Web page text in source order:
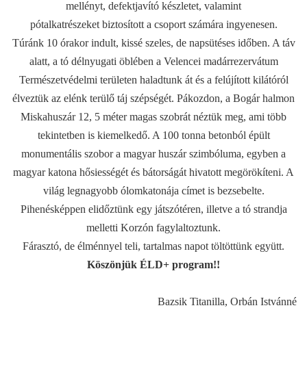
mellényt, defektjavító készletet, valamint
pótalkatrészeket biztosított a csoport számára ingyenesen.
Túránk 10 órakor indult, kissé szeles, de napsütéses időben. A táv
alatt, a tó délnyugati öblében a Velencei madárrezervátum
Természetvédelmi területen haladtunk át és a felújított kilátóról
élveztük az elénk terülő táj szépségét. Pákozdon, a Bogár halmon
Miskahuszár 12, 5 méter magas szobrát néztük meg, ami több
tekintetben is kiemelkedő. A 100 tonna betonból épült
monumentális szobor a magyar huszár szimbóluma, egyben a
magyar katona hősiességét és bátorságát hivatott megörökíteni. A
világ legnagyobb ólomkatonája címet is bezsebelte.
Pihenésképpen elidőztünk egy játszótéren, illetve a tó strandja
melletti Korzón fagylaltoztunk.
Fárasztó, de élménnyel teli, tartalmas napot töltöttünk együtt.
Köszönjük ÉLD+ program!!
Bazsik Titanilla, Orbán Istvánné